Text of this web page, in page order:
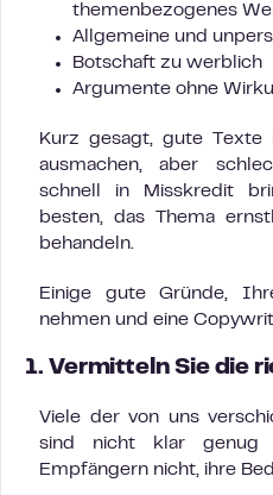
themenbezogenes
Allgemeine und
Botschaft zu werblich
Argumente ohne
Kurz gesagt, gute Texte
ausmachen, aber
schnell in Misskredit
besten, das Thema
behandeln.
Einige gute Gründe,
nehmen und eine
1. Vermitteln Sie die
Viele der von uns
sind nicht klar genug
Empfängern nicht, ihre